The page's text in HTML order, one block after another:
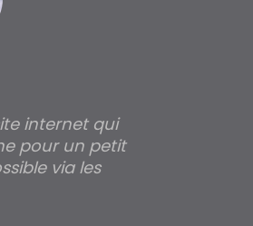
internet qui
pour un petit
via les